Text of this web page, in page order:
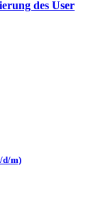
des User
d/m)